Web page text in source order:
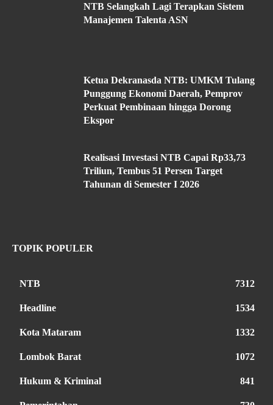
NTB Selangkah Lagi Terapkan Sistem
Manajemen Talenta ASN
Ketua Dekranasda NTB: UMKM Tulang
Punggung Ekonomi Daerah, Pemprov
Perkuat Pembinaan hingga Dorong
Ekspor
Realisasi Investasi NTB Capai Rp33,73
Triliun, Tembus 51 Persen Target
Tahunan di Semester I 2026
TOPIK POPULER
NTB 7312
Headline 1534
Kota Mataram 1332
Lombok Barat 1072
Hukum & Kriminal 841